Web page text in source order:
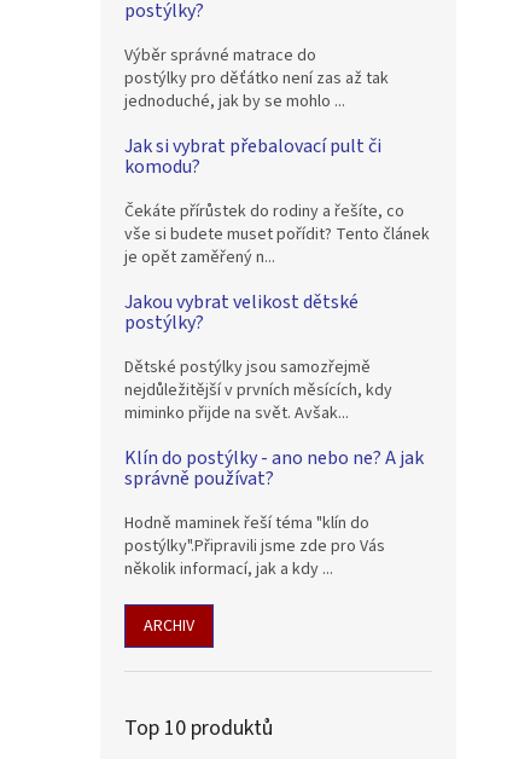
postýlky?
Výběr správné matrace do
postýlky pro děťátko není zas až tak
jednoduché, jak by se mohlo ...
Jak si vybrat přebalovací pult či
komodu?
Čekáte přírůstek do rodiny a řešíte, co
vše si budete muset pořídit? Tento článek
je opět zaměřený n...
Jakou vybrat velikost dětské
postýlky?
Dětské postýlky jsou samozřejmě
nejdůležitější v prvních měsících, kdy
miminko přijde na svět. Avšak...
Klín do postýlky - ano nebo ne? A jak
správně používat?
Hodně maminek řeší téma "klín do
postýlky".Připravili jsme zde pro Vás
několik informací, jak a kdy ...
ARCHIV
Top 10 produktů